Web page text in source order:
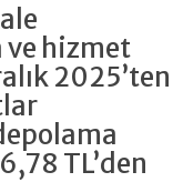
ve hizmet
2025’ten
TL’den